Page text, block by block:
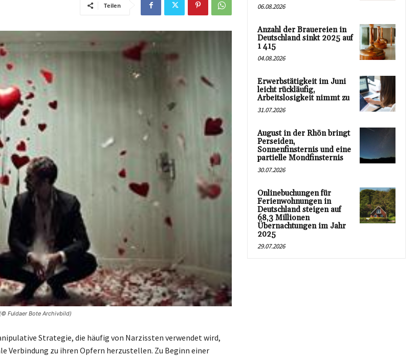
Teilen
Fuldaer Bote Archivbild)
Strategie, die häufig von Narzissten verwendet wird,
Verbindung zu ihren Opfern herzustellen. Zu Beginn einer
06.08.2026
Anzahl der Brauereien in
Deutschland sinkt 2025 auf
1 415
04.08.2026
Erwerbstätigkeit im Juni
leicht rückläufig,
Arbeitslosigkeit nimmt zu
31.07.2026
August in der Rhön bringt
Perseiden,
Sonnenfinsternis und eine
partielle Mondfinsternis
30.07.2026
Onlinebuchungen für
Ferienwohnungen in
Deutschland steigen auf
68,3 Millionen
Übernachtungen im Jahr
2025
29.07.2026